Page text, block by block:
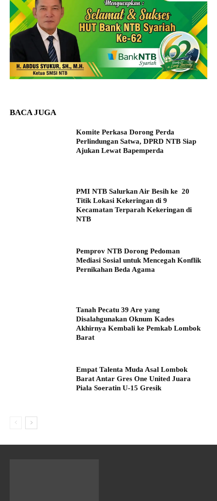
BACA JUGA
Komite Perkasa Dorong Perda
Perlindungan Satwa, DPRD NTB Siap
Ajukan Lewat Bapemperda
PMI NTB Salurkan Air Besih ke 20
Titik Lokasi Kekeringan di 9
Kecamatan Terparah Kekeringan di
NTB
Pemprov NTB Dorong Pedoman
Mediasi Sosial untuk Mencegah Konflik
Pernikahan Beda Agama
Tanah Pecatu 39 Are yang
Disalahgunakan Oknum Kades
Akhirnya Kembali ke Pemkab Lombok
Barat
Empat Talenta Muda Asal Lombok
Barat Antar Gres One United Juara
Piala Soeratin U-15 Gresik